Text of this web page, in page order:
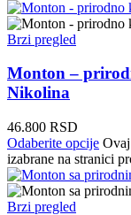
Brzi pregled
Monton –
Nikolina
46.800 RSD
Odaberite opcije
izabrane na stranici
Brzi pregled